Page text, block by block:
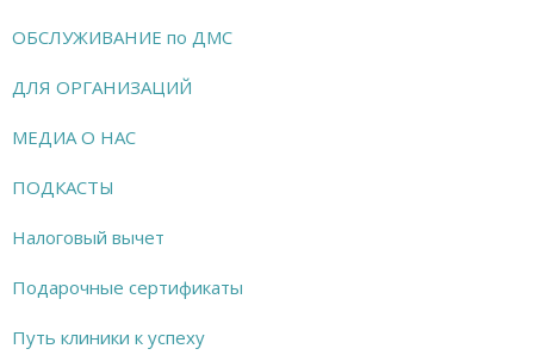
ОБСЛУЖИВАНИЕ по ДМС
ДЛЯ ОРГАНИЗАЦИЙ
МЕДИА О НАС
ПОДКАСТЫ
Налоговый вычет
Подарочные сертификаты
Путь клиники к успеху